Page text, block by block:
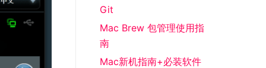
Git
Mac Brew 包管理使用指
南
Mac新机指南+必装软件